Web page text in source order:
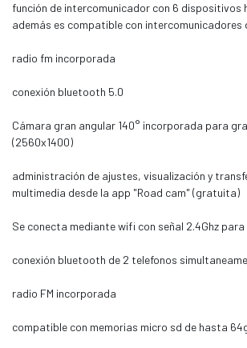
función de intercomunicador con 6 dispositivos
además es compatible con intercomunicadores
radio fm incorporada
conexión bluetooth 5.0
Cámara gran angular 140° incorporada para
(2560x1400)
administración de ajustes, visualización y
multimedia desde la app "Road cam" (gratuita)
Se conecta mediante wifi con señal 2.4Ghz
conexión bluetooth de 2 telefonos
radio FM incorporada
compatible con memorias micro sd de hasta